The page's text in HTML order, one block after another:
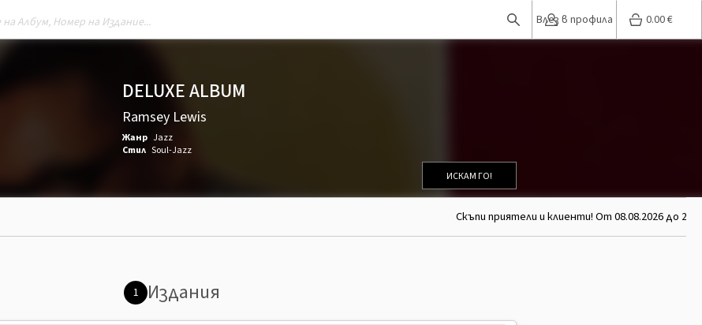
Влез в профила 0.00€
DELUXE ALBUM
Ramsey Lewis
Жанр Jazz
Стил Soul-Jazz
ИСКАМ ГО!
Скъпи приятели и клиенти! От 08.08.2026 до
1 Издания